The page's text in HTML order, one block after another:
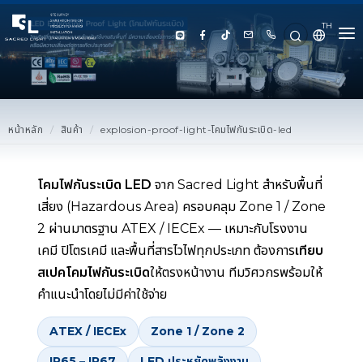
TH
HOME
SERVICE
PROJECT REFERENCE
KNOWLEDGE
CONTACT US
LUX CALCULATOR
หน้าหลัก สินค้า explosion-proof-light-โคมไฟกันระเบิด-led
โคมไฟกันระเบิด LED จาก Sacred Light สำหรับพื้นที่
เสี่ยง (Hazardous Area) ครอบคลุม Zone 1 / Zone
2 ผ่านมาตรฐาน ATEX / IECEx — เหมาะกับโรงงาน
เคมี ปิโตรเคมี และพื้นที่สารไวไฟทุกประเภท ต้องการเทียบ
สเปคโคมไฟกันระเบิดให้ตรงหน้างาน ทีมวิศวกรพร้อมให้
คำแนะนำโดยไม่มีค่าใช้จ่าย
ATEX / IECEx Zone 1 / Zone 2